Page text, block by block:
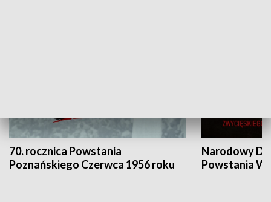
70. rocznica Powstania
Poznańskiego Czerwca 1956 roku
Narodowy
Powstania